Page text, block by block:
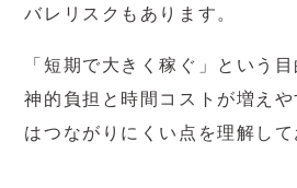
バレリスクもあります。
「短期で大きく稼ぐ」という
神的負担と時間コストが増え
はつながりにくい点を理解して